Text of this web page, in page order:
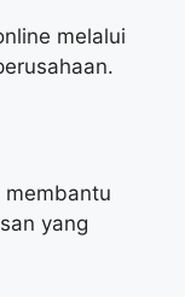
melalui
yang